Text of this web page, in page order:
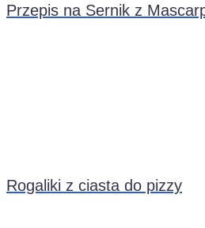
Przepis na Sernik z
Rogaliki z ciasta do pizzy